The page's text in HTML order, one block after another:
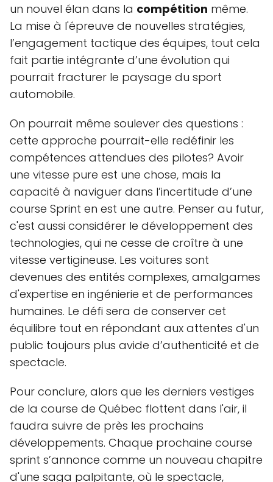
un nouvel élan dans la compétition même.
La mise à l'épreuve de nouvelles stratégies,
l’engagement tactique des équipes, tout cela
fait partie intégrante d’une évolution qui
pourrait fracturer le paysage du sport
automobile.
On pourrait même soulever des questions :
cette approche pourrait-elle redéfinir les
compétences attendues des pilotes? Avoir
une vitesse pure est une chose, mais la
capacité à naviguer dans l’incertitude d’une
course Sprint en est une autre. Penser au futur,
c'est aussi considérer le développement des
technologies, qui ne cesse de croître à une
vitesse vertigineuse. Les voitures sont
devenues des entités complexes, amalgames
d'expertise en ingénierie et de performances
humaines. Le défi sera de conserver cet
équilibre tout en répondant aux attentes d'un
public toujours plus avide d’authenticité et de
spectacle.
Pour conclure, alors que les derniers vestiges
de la course de Québec flottent dans l'air, il
faudra suivre de près les prochains
développements. Chaque prochaine course
sprint s’annonce comme un nouveau chapitre
d'une saga palpitante, où le spectacle,